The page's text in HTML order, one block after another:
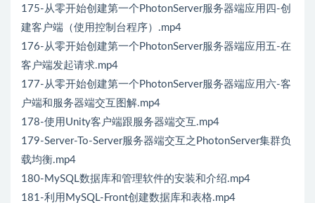
175-从零开始创建第一个PhotonServer服务器端应用四-创
建客户端（使用控制台程序）.mp4
176-从零开始创建第一个PhotonServer服务器端应用五-在
客户端发起请求.mp4
177-从零开始创建第一个PhotonServer服务器端应用六-客
户端和服务器端交互图解.mp4
178-使用Unity客户端跟服务器端交互.mp4
179-Server-To-Server服务器端交互之PhotonServer集群负
载均衡.mp4
180-MySQL数据库和管理软件的安装和介绍.mp4
181-利用MySQL-Front创建数据库和表格.mp4